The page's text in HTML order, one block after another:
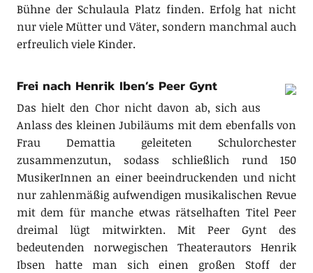
Bühne der Schulaula Platz finden. Erfolg hat nicht
nur viele Mütter und Väter, sondern manchmal auch
erfreulich viele Kinder.
Frei nach Henrik Iben’s Peer Gynt
Das hielt den Chor nicht davon ab, sich aus
Anlass des kleinen Jubiläums mit dem ebenfalls von
Frau Demattia geleiteten Schulorchester
zusammenzutun, sodass schließlich rund 150
MusikerInnen an einer beeindruckenden und nicht
nur zahlenmäßig aufwendigen musikalischen Revue
mit dem für manche etwas rätselhaften Titel Peer
dreimal lügt mitwirkten. Mit Peer Gynt des
bedeutenden norwegischen Theaterautors Henrik
Ibsen hatte man sich einen großen Stoff der